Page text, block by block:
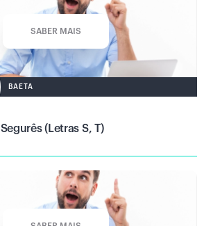
BAETA
SABER MAIS
Segurês (Letras S, T)